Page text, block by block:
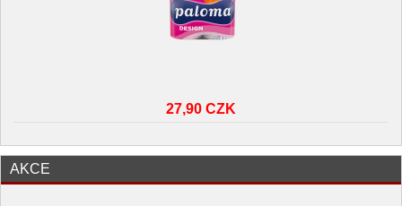
27,90 CZK
AKCE